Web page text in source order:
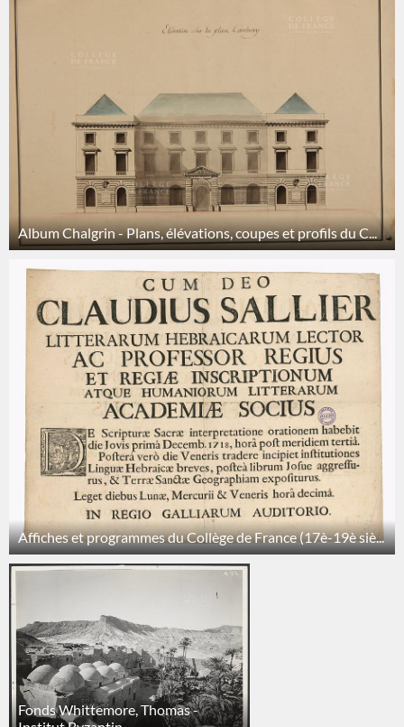
Album Chalgrin - Plans, élévations, coupes et profils du C...
Affiches et programmes du Collège de France (17è-19è siè...
Fonds Whittemore, Thomas -